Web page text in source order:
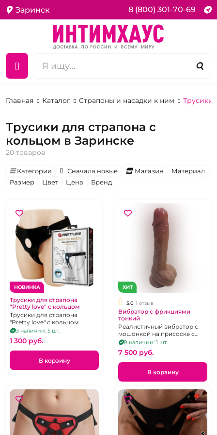
Заринск 8 (800) 301-70-69
Главная Каталог Страпоны и насадки к ним Трусики
Трусики для страпона с
кольцом в Заринске
20 товаров
Категории Сначала новые Магазин
Материал
Размер
Цвет Цена Бренд
НОВИНКА
Трусики для страпона
"Pretty love" с кольцом
Трусики для страпона
"Pretty love" с кольцом
В наличии: 5 шт.
1 300 pуб.
В корзину
ХИТ
5.0 1 отзыв
Вибратор с фрикциями
тонкий
Реалистичный вибратор с
мошонкой на присоске с
поступательными
движениями, 10 режимов
работы, на д/у пульте
В наличии: 1 шт.
7 500 pуб.
В корзину